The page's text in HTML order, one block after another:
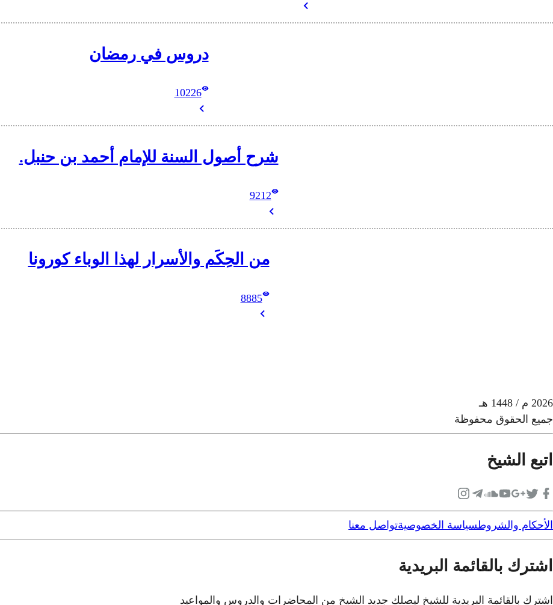
دروس في رمضان
10226
شرح أصول السنة للإمام أحمد بن حنبل.
9212
من الحِكَم والأسرار لهذا الوباء كورونا
8885
2026 م / 1448 هـ
جميع الحقوق محفوظة
اتبع الشيخ
الأحكام والشروطسياسة الخصوصيةتواصل معنا
اشترك بالقائمة البريدية
اشترك بالقائمة البريدية للشيخ ليصلك جديد الشيخ من المحاضرات والدروس والمواعيد